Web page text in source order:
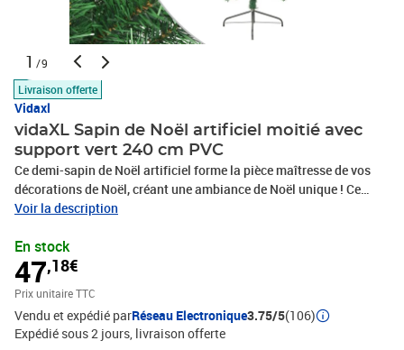
1 /9
Livraison offerte
Vidaxl
vidaXL Sapin de Noël artificiel moitié avec
support vert 240 cm PVC
Ce demi-sapin de Noël artificiel forme la pièce maîtresse de vos
décorations de Noël, créant une ambiance de Noël unique ! Ce
magnifique sapin de Noël en PVC est très réaliste dans sa forme et
artificiel peut être placé contre le mur pour économiser plus
d'espace. L'arbre de Noël peut également être réutilisé chaque
année, ce qui en fait un choix très économique par rapport à un
vrai arbre. De plus, il peut être utilisé à l'intérieur ainsi qu'à
l'extérieur sous abri.Couleur : vertMatériau : PVC, acierLargeur de
l'arbre : 125 cmHauteur totale : 240 cmAvec 1050 pointesDemi
Voir la description
En stock
47,18€
Prix unitaire TTC
Vendu et expédié parRéseau Electronique3.75/5(106)
Expédié sous 2 jours livraison offerte